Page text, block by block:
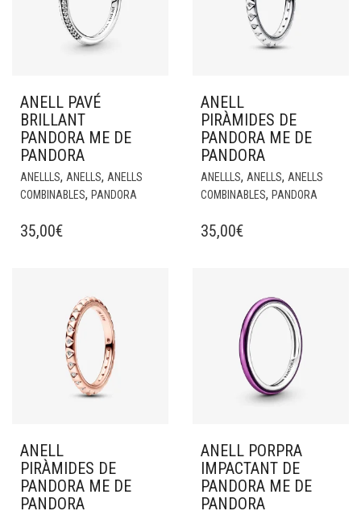
ANELL PAVÉ
BRILLANT
PANDORA ME DE
PANDORA
ANELLLS, ANELLS, ANELLS
COMBINABLES, PANDORA
35,00€
ANELL
PIRÀMIDES DE
PANDORA ME DE
PANDORA
ANELLLS, ANELLS, ANELLS
COMBINABLES, PANDORA
35,00€
ANELL
PIRÀMIDES DE
PANDORA ME DE
PANDORA
ANELL PORPRA
IMPACTANT DE
PANDORA ME DE
PANDORA